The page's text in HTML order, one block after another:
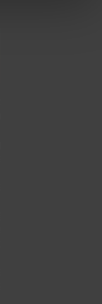
pour
Le modèle PR2
vie des personnes
âgées ou
par des
de suivi de
ou à se laver
la nécessité
de surveiller les
d’en
5P, toujours en
de travaux de
les plaques de